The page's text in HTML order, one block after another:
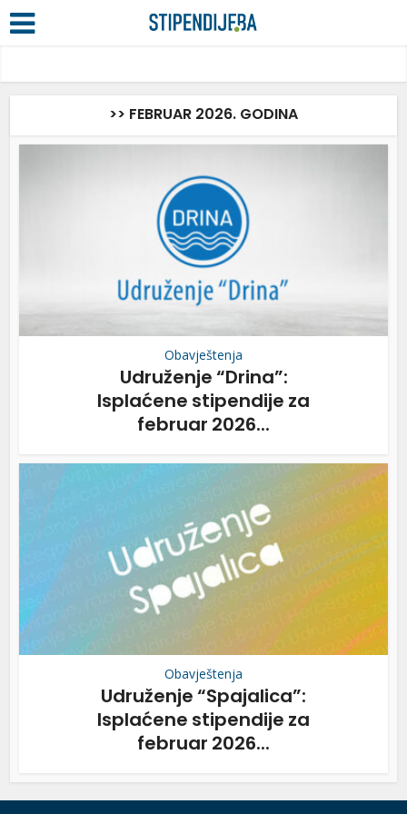
>> FEBRUAR 2026. GODINA
Obavještenja
Udruženje “Drina”:
Isplaćene stipendije za
februar 2026...
Obavještenja
Udruženje “Spajalica”:
Isplaćene stipendije za
februar 2026...